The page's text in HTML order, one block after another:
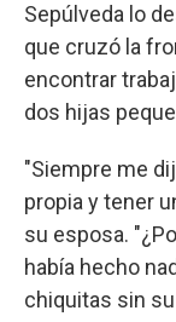
Sepúlveda lo
que cruzó la
encontrar
dos hijas
"Siempre me
propia y tener
su esposa.
había hecho
chiquitas sin su